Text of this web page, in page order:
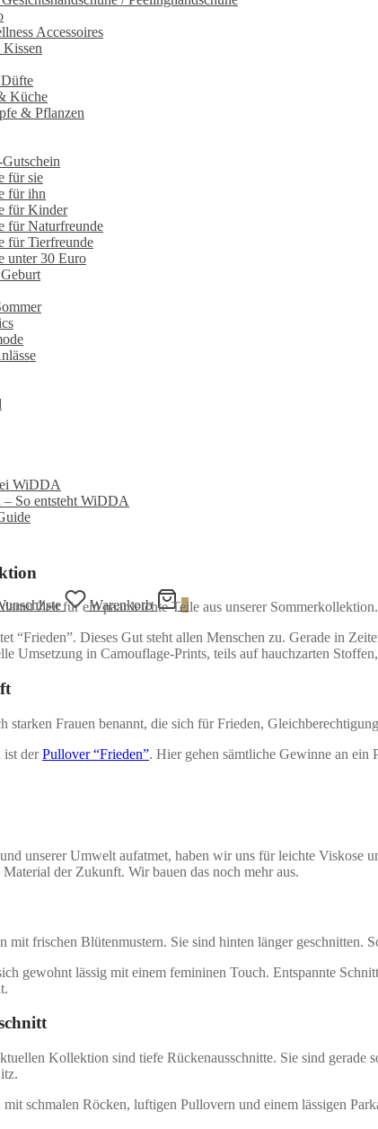
Accessoires
Küche
& Pflanzen
für sie
für ihn
für Kinder
für Naturfreunde
für Tierfreunde
unter 30 Euro
WiDDA
– So entsteht WiDDA
Warenkorb 0
Zeit für ein paar leichte Teile aus unserer
“Frieden”. Dieses Gut steht allen Menschen zu. Gerade in
Umsetzung in Camouflage-Prints, teils auf hauchzarten
starken Frauen benannt, die sich für Frieden,
ist derPullover “Frieden”. Hier gehen sämtliche Gewinne an ein
unserer Umwelt aufatmet, haben wir uns für leichte Viskose
Material der Zukunft. Wir bauen das noch mehr aus.
mit frischen Blütenmustern. Sie sind hinten länger geschnitten.
gewohnt lässig mit einem femininen Touch. Entspannte
Kollektion sind tiefe Rückenausschnitte. Sie sind gerade
schmalen Röcken, luftigen Pullovern und einem lässigen